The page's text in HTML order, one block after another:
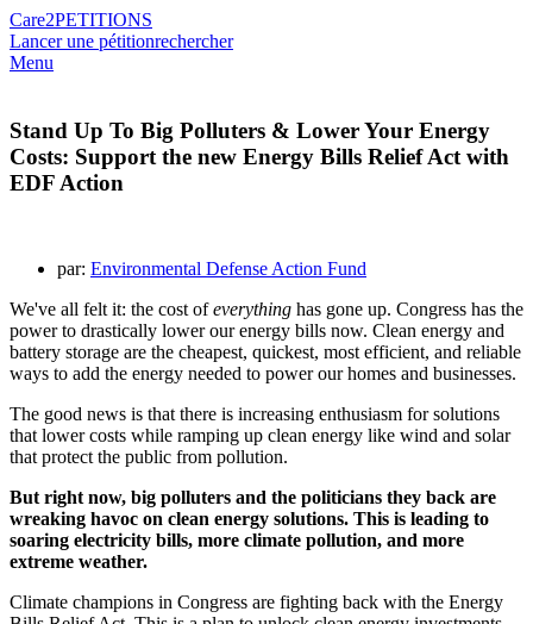
Care2PETITIONS
Lancer une pétitionrechercher
Menu
Stand Up To Big Polluters & Lower Your Energy
Costs: Support the new Energy Bills Relief Act with
EDF Action
par: Environmental Defense Action Fund
We've all felt it: the cost ofeverything has gone up. Congress has the
power to drastically lower our energy bills now. Clean energy and
battery storage are the cheapest, quickest, most efficient, and reliable
ways to add the energy needed to power our homes and businesses.
The good news is that there is increasing enthusiasm for solutions
that lower costs while ramping up clean energy like wind and solar
that protect the public from pollution.
But right now, big polluters and the politicians they back are
wreaking havoc on clean energy solutions. This is leading to
soaring electricity bills, more climate pollution, and more
extreme weather.
Climate champions in Congress are fighting back with the Energy